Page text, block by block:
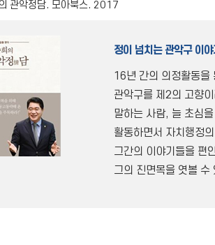
관악정담. 모아북스. 2017
정이 넘치는 관악구 이
16년 간의 의정활동을
관악구를 제2의 고향
말하는 사람, 늘 초심
활동하면서 자치행정
그간의 이야기들을 편
그의 진면목을 엿볼 수